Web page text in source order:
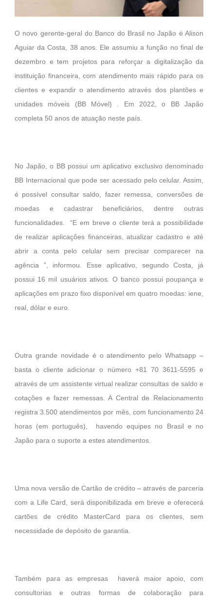
O novo gerente-geral do Banco do Brasil no Japão é Alison
Aguiar da Costa, 38 anos. Ele assumiu a função no final de
dezembro e tem projetos para reforçar a digitalização da
instituição financeira, com atendimento mais rápido para os
clientes e expandir o atendimento através dos plantões e
unidades móveis (BB Móvel) . Em 2022, o BB Japão
completa 50 anos de atuação neste país.
No Japão, o BB possui um aplicativo exclusivo denominado
BB Internacional que pode ser acessado pelo celular. Assim,
é possível consultar saldo, fazer remessa, conversões de
moedas e cadastrar beneficiários, dentre outras
funcionalidades. “E em breve o cliente terá a possibilidade
de realizar aplicações financeiras, atualizar cadastro e até
abrir a conta pelo celular sem precisar comparecer na
agência ”, informou. Esse aplicativo, segundo Costa, já
possui 16 mil usuários ativos. O banco possui poupança e
aplicações em prazo fixo disponível em quatro moedas: iene,
real, dólar e euro.
Outra grande novidade é o atendimento pelo Whatsapp –
basta o cliente adicionar o número +81 70 3611-5595 e
através de um assistente virtual realizar consultas de saldo e
cotações e fazer remessas. A Central de Relacionamento
registra 3.500 atendimentos por mês, com funcionamento 24
horas (em português), havendo equipes no Brasil e no
Japão para o suporte a estes atendimentos.
Uma nova versão de Cartão de crédito – através de parceria
com a Life Card, será disponibilizada em breve e oferecerá
cartões de crédito MasterCard para os clientes, sem
necessidade de depósito de garantia.
Também para as empresas haverá maior apoio, com
consultorias e outras formas de colaboração para